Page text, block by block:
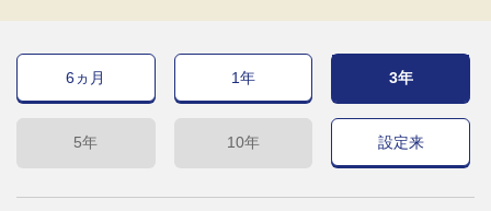
6ヵ月 1年 3年
5年 10年 設定来